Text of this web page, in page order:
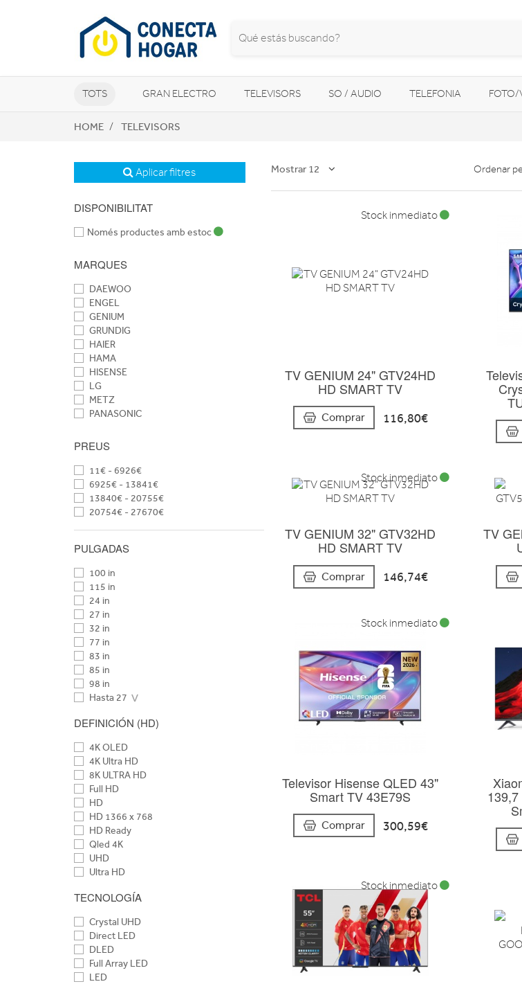
TOTS GRAN ELECTRO TELEVISORS SO / AUDIO TELEFONIA FOTO/
CLIMATITZACIÓ I CALEFACCIÓ
HOME TELEVISORS
Aplicar filtres
DISPONIBILITAT
Només productes amb estoc
MARQUES
DAEWOO
ENGEL
GENIUM
GRUNDIG
HAIER
HAMA
HISENSE
LG
METZ
PANASONIC
SAMSUNG
TCL
TELEFUNKEN
TOSHIBA
VESTEL
PREUS
11€ - 6926€
6925€ - 13841€
13840€ - 20755€
20754€ - 27670€
PULGADAS
100 in
115 in
24 in
27 in
32 in
77 in
83 in
85 in
98 in
Hasta 27
39 - 46
52 - 64
Desde 65
DEFINICIÓN (HD)
4K OLED
4K Ultra HD
8K ULTRA HD
Full HD
HD
HD 1366 x 768
HD Ready
Qled 4K
UHD
Ultra HD
TECNOLOGÍA
Crystal UHD
Direct LED
DLED
Full Array LED
LED
Mostrar 12 Ordenar
TV GENIUM 24" GTV24HD
HD SMART TV
Comprar 116,80€
Stock inmediato
TV GENIUM 32" GTV32HD
HD SMART TV
Comprar 146,74€
Stock inmediato
TV
Televisor Hisense QLED 43"
Smart TV 43E79S
Comprar 300,59€
Stock inmediato
Stock inmediato